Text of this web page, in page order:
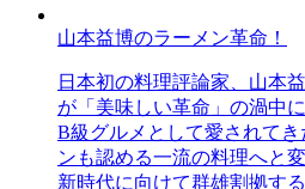
山本益博のラーメン革命！
日本初の料理評論家、山本
が「美味しい革命」の渦中
B級グルメとして愛されて
ンも認める一流の料理へと
新時代に向けて群雄割拠す